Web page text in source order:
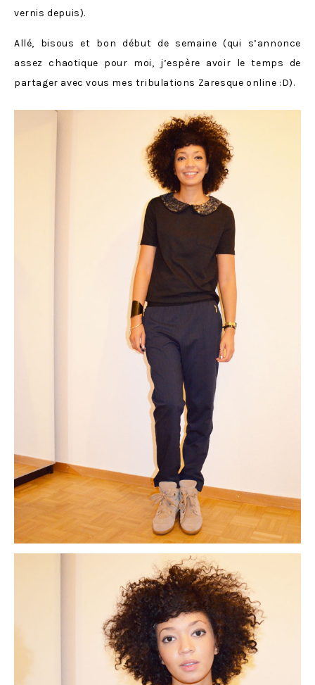
vernis depuis).
Allé, bisous et bon début de semaine (qui s’annonce
assez chaotique pour moi, j’espère avoir le temps de
partager avec vous mes tribulations Zaresque online :D).